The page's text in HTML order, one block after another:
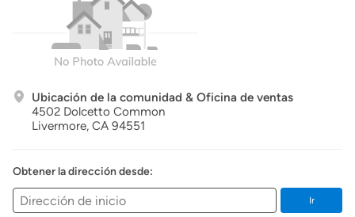
Ubicación de la comunidad & Oficina de ventas
4502 Dolcetto Common
Livermore, CA 94551
Obtener la dirección desde:
Ir